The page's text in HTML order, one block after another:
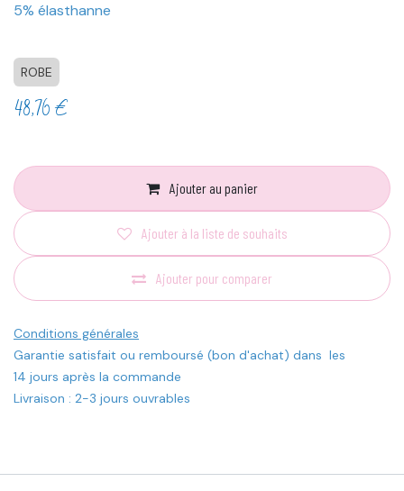
5% élasthanne
ROBE
48,76€
Ajouter au panier
Ajouter pour comparer
Ajouter à la liste de souhaits
Conditions générales
Garantie satisfait ou remboursé (bon d'achat) dans les
14 jours après la commande
Livraison : 2-3 jours ouvrables